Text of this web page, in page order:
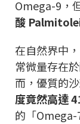
Omega-9，
酸
在自然界中
常微量存在
而，優質的
度竟然高達
的「Omega-